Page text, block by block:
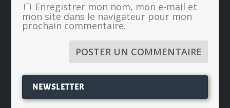
Enregistrer mon nom, mon e-mail et
mon site dans le navigateur pour mon
prochain commentaire.
NEWSLETTER